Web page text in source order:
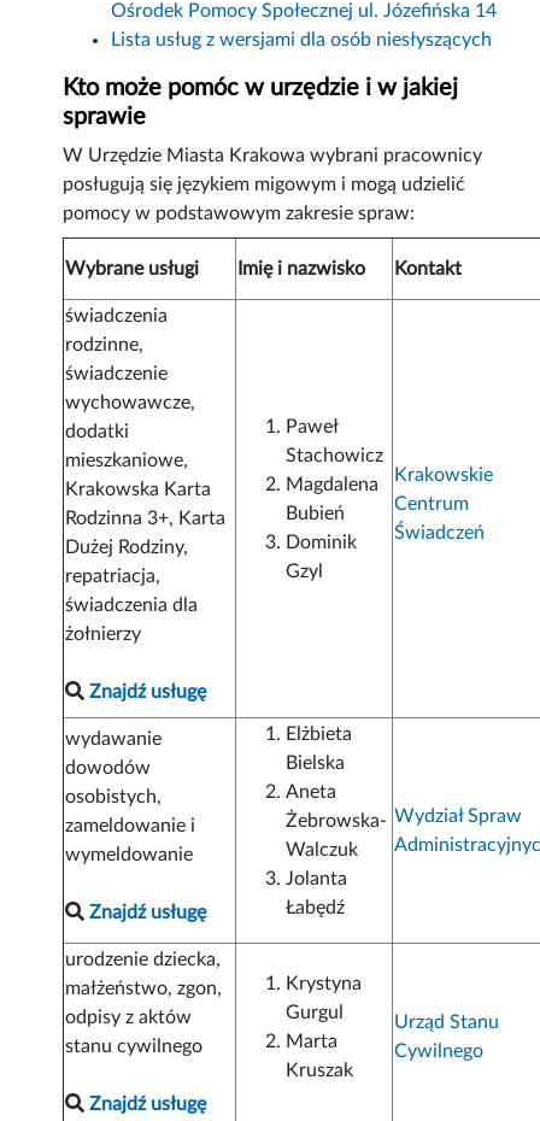
Ośrodek Pomocy Społecznej ul. Józefińska 14
Lista usług z wersjami dla osób niesłyszących
Kto może pomóc w urzędzie i w jakiej
sprawie
W Urzędzie Miasta Krakowa wybrani pracownicy
posługują się językiem migowym i mogą udzielić
pomocy w podstawowym zakresie spraw:
Wybrane usługi Imię i nazwisko Kontakt
świadczenia
rodzinne,
świadczenie
wychowawcze,
dodatki
mieszkaniowe,
Krakowska Karta
Rodzinna 3+, Karta
Dużej Rodziny,
repatriacja,
świadczenia dla
żołnierzy
Znajdź usługę
Paweł
Stachowicz
Magdalena
Bubień
Dominik
Gzyl
Krakowskie
Centrum
Świadczeń
wydawanie
dowodów
osobistych,
zameldowanie i
wymeldowanie
Znajdź usługę
Elżbieta
Bielska
Aneta
Żebrowska-
Walczuk
Jolanta
Łabędź
Wydział Spraw
urodzenie dziecka,
małżeństwo, zgon,
odpisy z aktów
stanu cywilnego
Znajdź usługę
Krystyna
Gurgul
Marta
Kruszak
Urząd Stanu
Cywilnego